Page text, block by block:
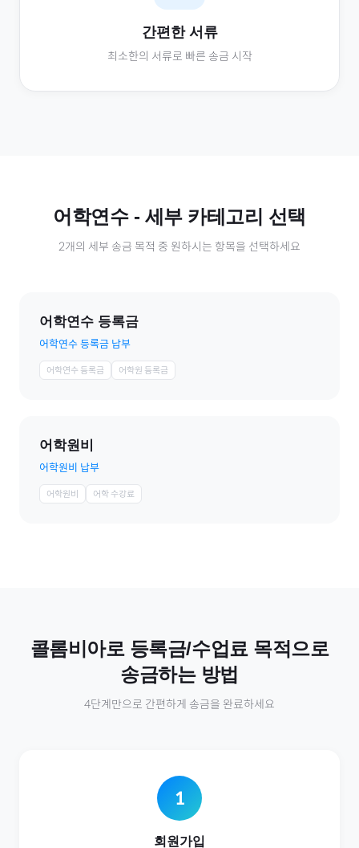
간편한 서류
최소한의 서류로 빠른 송금 시작
어학연수- 세부 카테고리 선택
2개의 세부 송금 목적 중 원하시는 항목을 선택하세요
어학연수 등록금
어학연수 등록금 납부
어학연수 등록금 어학원 등록금
어학원비
어학원비 납부
어학원비 어학 수강료
콜롬비아로 등록금/수업료 목적으로
송금하는 방법
4단계만으로 간편하게 송금을 완료하세요
1
회원가입